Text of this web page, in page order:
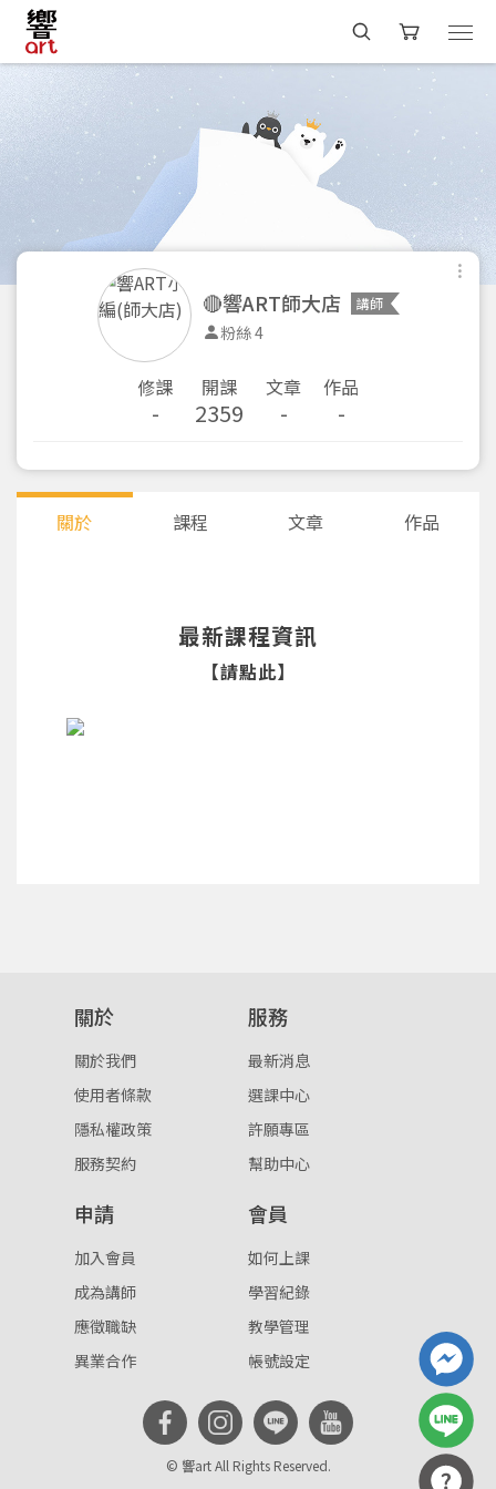
或
註冊
按下註冊即代表你同意我們的 使用者條款
。
重設密碼
🔴響ART師大店 講師
粉絲 4
修課
-
開課
2359
文章
-
作品
-
關於 課程 文章 作品
最新課程資訊
【請點此】
關於
關於我們
使用者條款
隱私權政策
服務契約
服務
最新消息
選課中心
許願專區
幫助中心
申請
加入會員
成為講師
應徵職缺
異業合作
會員
如何上課
學習紀錄
教學管理
帳號設定
© 響art All Rights Reserved.